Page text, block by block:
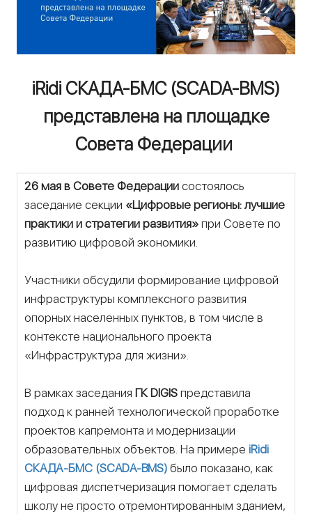
iRidi СКАДА-БМС (SCADA-BMS)
представлена на площадке
Совета Федерации
26 мая в Совете Федерации состоялось
заседание секции «Цифровые регионы: лучшие
практики и стратегии развития» при Совете по
развитию цифровой экономики.
Участники обсудили формирование цифровой
инфраструктуры комплексного развития
опорных населенных пунктов, в том числе в
контексте национального проекта
«Инфраструктура для жизни».
В рамках заседания ГК DIGIS представила
подход к ранней технологической проработке
проектов капремонта и модернизации
образовательных объектов. На примере iRidi
СКАДА-БМС (SCADA-BMS) было показано, как
цифровая диспетчеризация помогает сделать
школу не просто отремонтированным зданием,